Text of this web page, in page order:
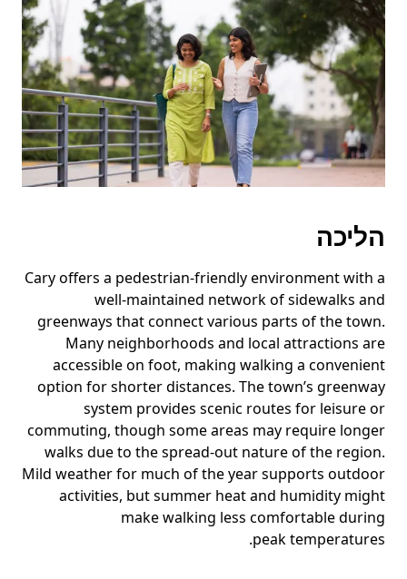
הליכה
Cary offers a pedestrian-friendly environment with a
well-maintained network of sidewalks and
greenways that connect various parts of the town.
Many neighborhoods and local attractions are
accessible on foot, making walking a convenient
option for shorter distances. The town’s greenway
system provides scenic routes for leisure or
commuting, though some areas may require longer
walks due to the spread-out nature of the region.
Mild weather for much of the year supports outdoor
activities, but summer heat and humidity might
make walking less comfortable during
peak temperatures.